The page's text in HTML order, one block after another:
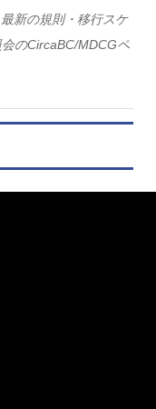
新の規則・移行スケ
のCircaBC/MDCGペ